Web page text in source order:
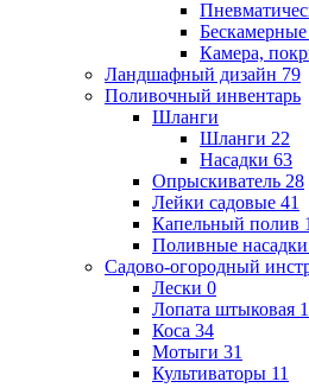
Бескамерные
Камера,
Ландшафный дизайн 79
Поливочный инвентарь
Шланги
Шланги 22
Насадки 63
Опрыскиватель 28
Лейки садовые 41
Капельный полив
Поливные насадки
Садово-огородный
Лески 0
Лопата штыковая
Коса 34
Мотыги 31
Культиваторы 11